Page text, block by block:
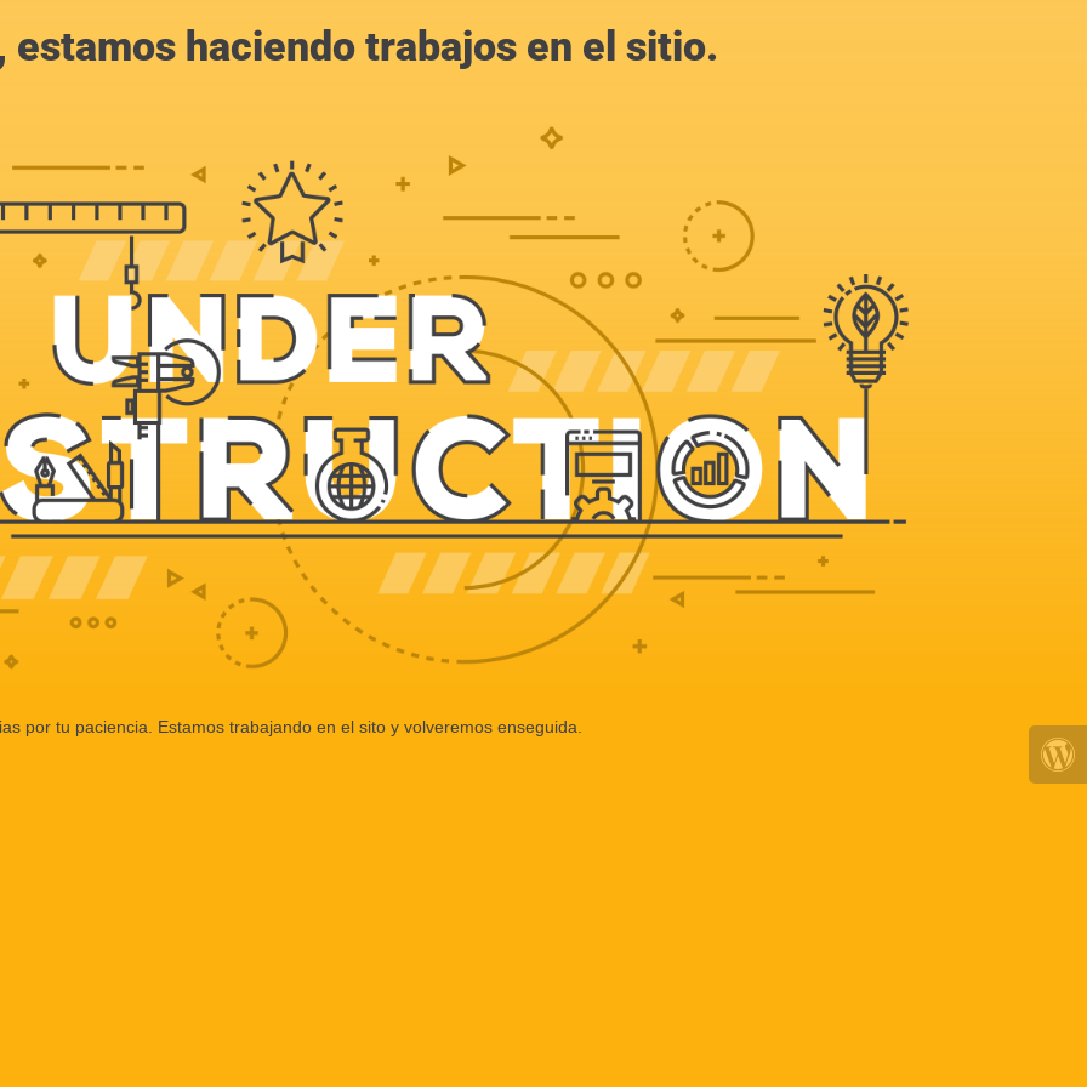
estamos haciendo trabajos en el sitio.
por tu paciencia. Estamos trabajando en el sito y volveremos enseguida.